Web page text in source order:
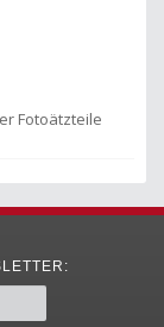
Fotoätzteile